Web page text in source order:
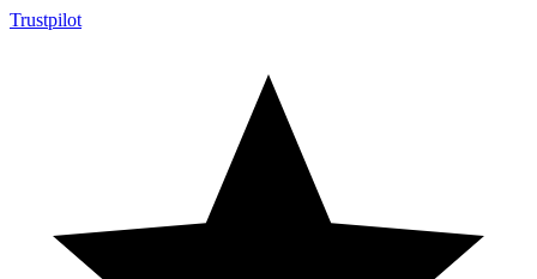
Trustpilot